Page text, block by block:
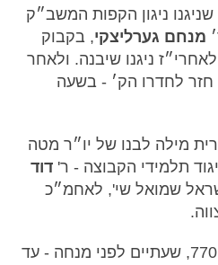
ניגון הקפות המשב״ק
מנחם גערליצקי, בקבוק
ניגנו שיבנה. ולאחר
חזר לחדרו הק׳ - בשעה
התקיימה ב-770 ברית מילה לבנו של יו״ר מטה
תלמידי הקבוצה - ר' דוד
שמואל שי', לאחמ״כ
התקיים בחלק הקדמי של 770, שעתיים לפני מנחה - עד